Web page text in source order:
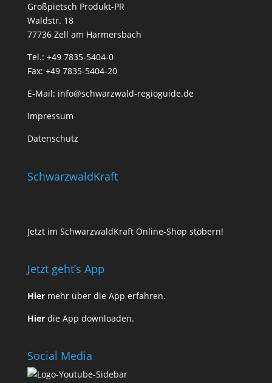
Großpietsch Produkt-PR
Waldstr. 18
77736 Zell am Harmersbach
Tel.: +49 7835-5404-0
Fax: +49 7835-5404-20
E-Mail: info@schwarzwald-regioguide.de
Impressum
Datenschutz
SchwarzwaldKraft
Jetzt im SchwarzwaldKraft Online-Shop stöbern!
Jetzt geht’s App
Hiermehr über die App erfahren.
Hierdie App downloaden.
Social Media